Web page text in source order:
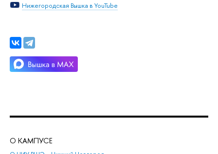
Нижегородская Вышка в YouTube
О КАМПУСЕ